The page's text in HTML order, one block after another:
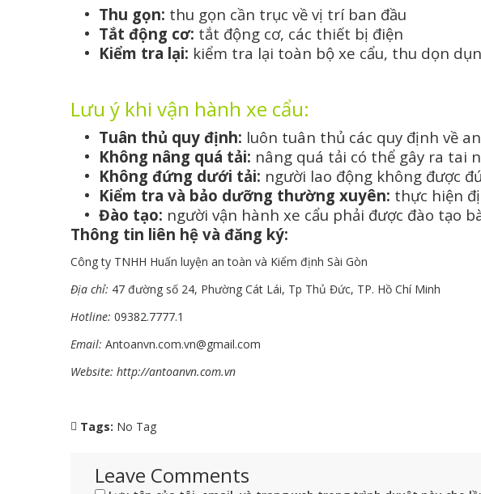
Thu gọn: thu gọn cần trục về vị trí ban đầu
Tắt động cơ: tắt động cơ, các thiết bị điện
Kiểm tra lại: kiểm tra lại toàn bộ xe cẩu, thu dọn
Lưu ý khi vận hành xe cẩu:
Tuân thủ quy định: luôn tuân thủ các quy định về
Không nâng quá tải: nâng quá tải có thể gây ra tai
Không đứng dưới tải: người lao động không được
Kiểm tra và bảo dưỡng thường xuyên: thực hiện
Đào tạo: người vận hành xe cẩu phải được đào tạo
Thông tin liên hệ và đăng ký:
Công ty TNHH Huấn luyện an toàn và Kiểm định Sài Gòn
Địa chỉ: 47 đường số 24, Phường Cát Lái, Tp Thủ Đức, TP. Hồ Chí Minh
Hotline: 09382.7777.1
Email: Antoanvn.com.vn@gmail.com
Website: http://antoanvn.com.vn
Tags: No Tag
Leave Comments